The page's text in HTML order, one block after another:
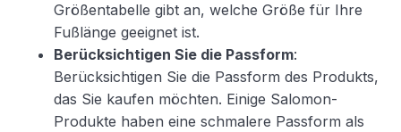
Größentabelle gibt an, welche Größe für Ihre
Fußlänge geeignet ist.
Berücksichtigen Sie die Passform:
Berücksichtigen Sie die Passform des Produkts,
das Sie kaufen möchten. Einige Salomon-
Produkte haben eine schmalere Passform als